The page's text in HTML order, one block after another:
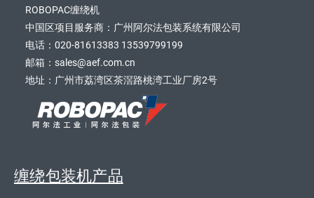
ROBOPAC缠绕机
中国区项目服务商：广州阿尔法包装系统有限公司
电话：020-81613383 13539799199
邮箱：sales@aef.com.cn
地址：广州市荔湾区茶滘路桃湾工业厂房2号
缠绕包装机产品